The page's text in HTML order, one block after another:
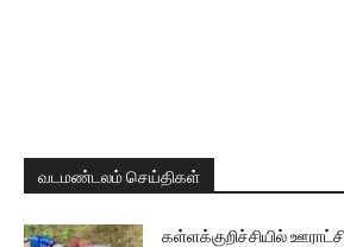
வடமண்டலம் செய்திகள்
கள்ளக்குறிச்சியில்